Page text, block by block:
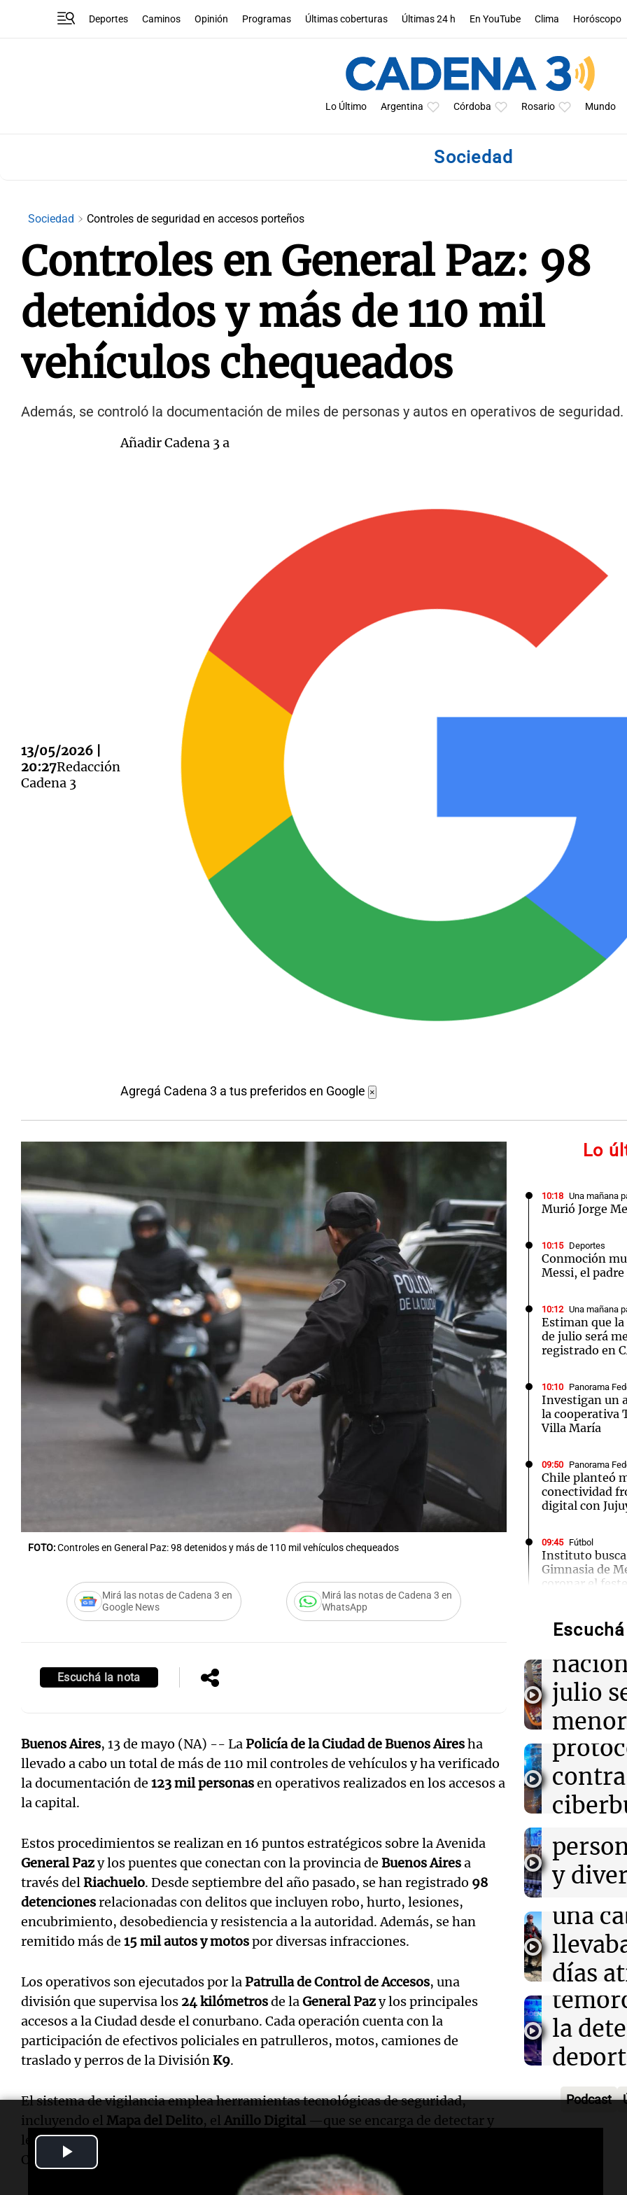
Deportes Caminos Opinión Programas Últimas coberturas Últimas 24 h En YouTube Clima Horóscopo
Lo Último Argentina Córdoba Rosario Mundo
Sociedad
Sociedad Controles de seguridad en accesos porteños
Controles en General Paz: 98
detenidos y más de 110 mil
vehículos chequeados
Además, se controló la documentación de miles de personas y autos en operativos de seguridad.
13/05/2026 |
20:27Redacción
Cadena 3
Añadir Cadena 3 a
Agregá Cadena 3 a tus preferidos en Google ×
FOTO:Controles en General Paz: 98 detenidos y más de 110 mil vehículos chequeados
Mirá las notas de Cadena 3 en
Google News
Mirá las notas de Cadena 3 en
WhatsApp
Escuchá la nota
Buenos Aires, 13 de mayo (NA) -- La Policía de la Ciudad de Buenos Airesha
llevado a cabo un total de más de 110 mil controles de vehículos y ha verificado
la documentación de 123 mil personasen operativos realizados en los accesos a
la capital.
Estos procedimientos se realizan en 16 puntos estratégicos sobre la Avenida
General Pazy los puentes que conectan con la provincia de Buenos Airesa
través del Riachuelo. Desde septiembre del año pasado, se han registrado 98
detenciones relacionadas con delitos que incluyen robo, hurto, lesiones,
encubrimiento, desobediencia y resistencia a la autoridad. Además, se han
remitido más de 15 mil autos y motospor diversas infracciones.
Los operativos son ejecutados por la Patrulla de Control de Accesos, una
división que supervisa los 24 kilómetrosde la General Pazy los principales
accesos a la Ciudad desde el conurbano. Cada operación cuenta con la
participación de efectivos policiales en patrulleros, motos, camiones de
traslado y perros de la División K9.
El sistema de vigilancia emplea herramientas tecnológicas de seguridad,
incluyendo el Mapa del Delito, el Anillo Digital —que se encarga de detectar y
leer las patentes de los vehículos que ingresan a la Ciudad—, así como los
Centros de Monitoreo Urbano y más de
16 mil cámarasde videovigilancia.
Lo
10:18 Una mañana
Murió Jorge
10:15 Deportes
Conmoción
Messi, el
10:12 Una mañana
Estiman que
de julio será
registrado en
10:10 Panorama
Investigan un
la cooperativa
Villa María
09:50 Panorama
Chile planteó
conectividad
digital con
09:45 Fútbol
Instituto busca
Gimnasia de
coronar el
09:34 Una mañana
qué crece el
alimentos con
Descubre
de máquina
09:13
Altas
cabra que
Audio.
julio
CABA
Una
Episodios
Audio.
contra
Salta
Panorama
Episodios
Audio.
ideal:
y
para
ayuno
Panorama
Episodios
una
días
en un
Una
Episodios
Audio.
un
la
Panorama
Episodios
Audio.
Audio.
fitness
Podcast
Editorial
Notas
Mundial 2026 La Sole en Cadena 3
Notas